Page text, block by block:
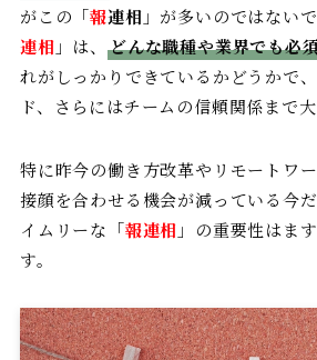
がこの「報連相 」が多いのではない
連相 」は、 どんな職種や業界でも必
れがしっかりできているかどうかで
ド、さらにはチームの信頼関係まで
特に昨今の働き方改革やリモートワ
接顔を合わせる機会が減っている今
イムリーな「報連相 」の重要性はま
す。